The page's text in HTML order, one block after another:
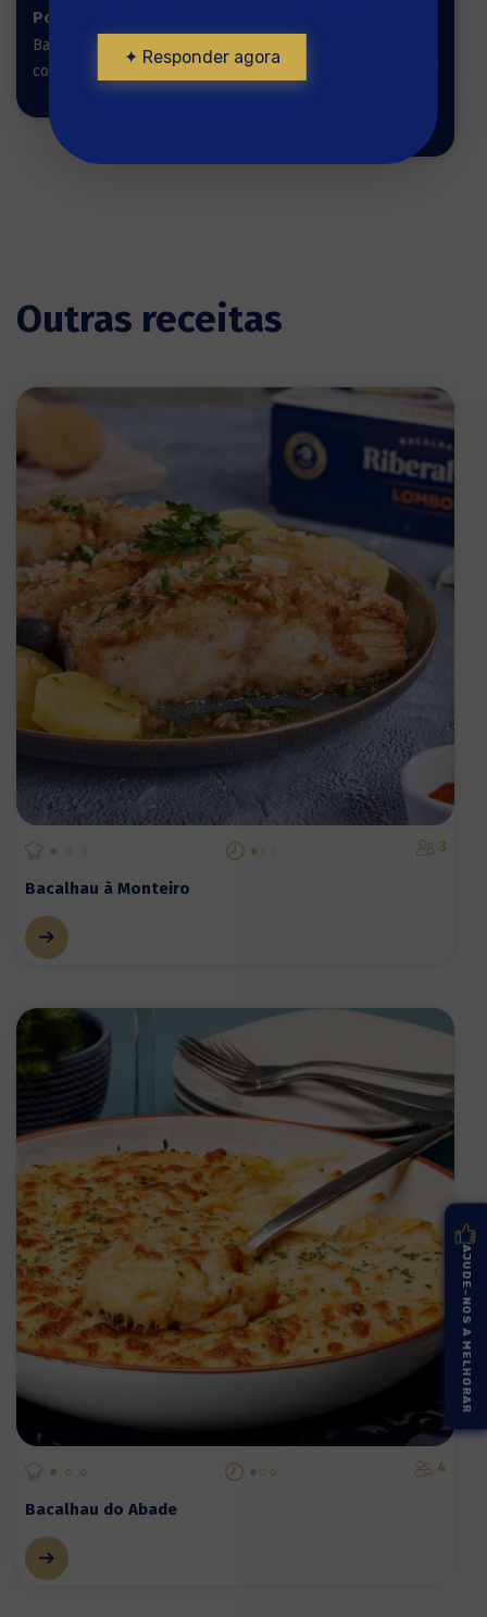
Postas 800g
Bacalhau pronto a
cozinhar
Tradicional
550g
Bacalhau pronto a
Outras receitas
3
Bacalhau à Monteiro
4
Bacalhau do Abade
✦ Responder agora
AJUDE-NOS A MELHORAR